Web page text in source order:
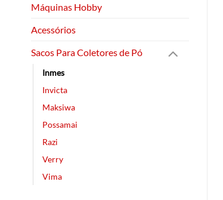
Máquinas Hobby
Acessórios
Sacos Para Coletores de Pó
Inmes
Invicta
Maksiwa
Possamai
Razi
Verry
Vima